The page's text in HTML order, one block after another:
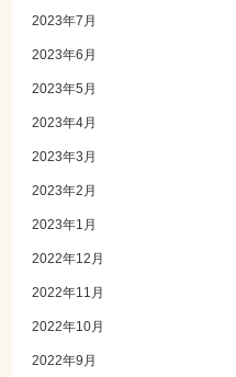
2023年7月
2023年6月
2023年5月
2023年4月
2023年3月
2023年2月
2023年1月
2022年12月
2022年11月
2022年10月
2022年9月